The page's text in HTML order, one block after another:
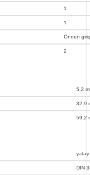
1
1
Önden
2
5,2
32,9
59,2
yatay
DIN